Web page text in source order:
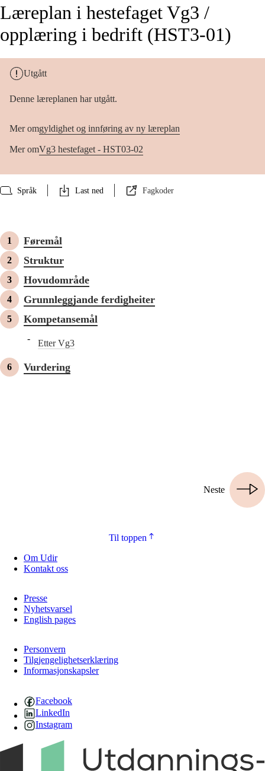
Læreplan i hestefaget Vg3 /
opplæring i bedrift (HST3-01)
Utgått
Denne læreplanen har utgått.
Mer omgyldighet og innføring av ny læreplan
Mer omVg3 hestefaget - HST03-02
Språk Last ned Fagkoder
Føremål
Struktur
Hovudområde
Grunnleggjande ferdigheiter
Kompetansemål
Etter Vg3
Vurdering
Neste
Til toppen
Om Udir
Kontakt oss
Presse
Nyhetsvarsel
English pages
Personvern
Tilgjengelighetserklæring
Informasjonskapsler
Facebook
LinkedIn
Instagram